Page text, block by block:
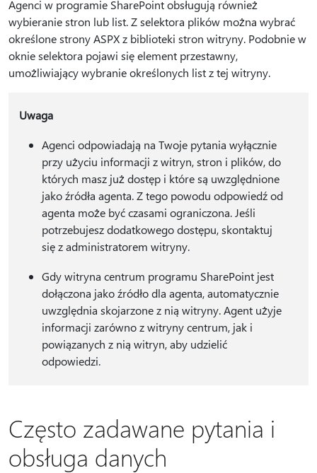
Agenci w programie SharePoint obsługują również
wybieranie stron lub list. Z selektora plików można wybrać
określone strony ASPX z biblioteki stron witryny. Podobnie w
oknie selektora pojawi się element przestawny,
umożliwiający wybranie określonych list z tej witryny.
Uwaga
Agenci odpowiadają na Twoje pytania wyłącznie
przy użyciu informacji z witryn, stron i plików, do
których masz już dostęp i które są uwzględnione
jako źródła agenta. Z tego powodu odpowiedź od
agenta może być czasami ograniczona. Jeśli
potrzebujesz dodatkowego dostępu, skontaktuj
się z administratorem witryny.
Gdy witryna centrum programu SharePoint jest
dołączona jako źródło dla agenta, automatycznie
uwzględnia skojarzone z nią witryny. Agent użyje
informacji zarówno z witryny centrum, jak i
powiązanych z nią witryn, aby udzielić
odpowiedzi.
Często zadawane pytania i
obsługa danych